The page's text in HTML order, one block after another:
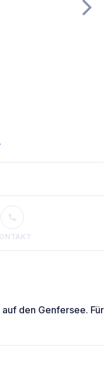
den Genfersee. Für